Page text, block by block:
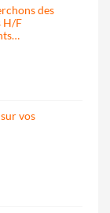
des
H/F
vos